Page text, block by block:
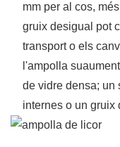
mm per al cos,
gruix desigual pot
transport o els
l'ampolla
de vidre densa; un
internes o un gruix